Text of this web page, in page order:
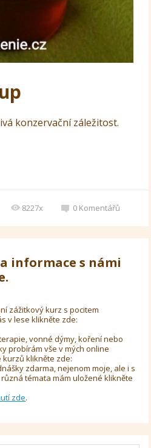
konzervační záležitost.
8227x 0 Komentářů
informace s námi
zážitkový kurz s pocitem
v lese klikněte zde:
vonné dýmy, koření nebo
probírám vše v mých online
kurzů klikněte zde:
zdarma, nejenom moje, ale i s
témata mám uložené klikněte
zde.